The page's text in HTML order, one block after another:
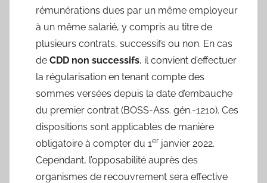
rémunérations dues par un même employeur
à un même salarié, y compris au titre de
plusieurs contrats, successifs ou non. En cas
de CDD non successifs, il convient d’effectuer
la régularisation en tenant compte des
sommes versées depuis la date d’embauche
du premier contrat (BOSS-Ass. gén.-1210). Ces
dispositions sont applicables de manière
obligatoire à compter du 1er janvier 2022.
Cependant, l’opposabilité auprès des
organismes de recouvrement sera effective